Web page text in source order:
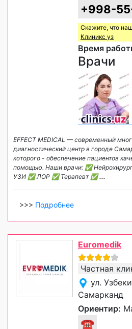
+998-
Скажите, что
Клиникс уз
Время
Врачи
EFFECT MEDICAL — современный
диагностический центр в городе
которого - обеспечение пациентов
помощью. Наши врачи: ✅
УЗИ ✅ ЛОР ✅ Терапевт ✅...
>>> Подробнее
Euromedik
Частная
ул.
Самарканд
Ориентир:
☎